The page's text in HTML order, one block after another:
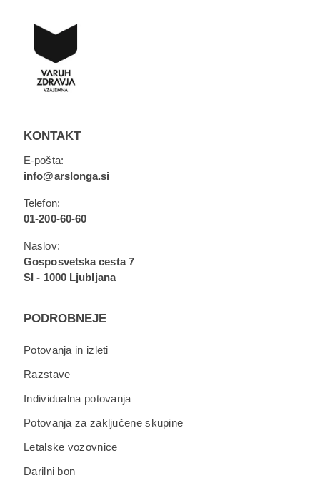
KONTAKT
E-pošta:
info@arslonga.si
Telefon:
01-200-60-60
Naslov:
Gosposvetska cesta 7
SI - 1000 Ljubljana
PODROBNEJE
Potovanja in izleti
Razstave
Individualna potovanja
Potovanja za zaključene skupine
Letalske vozovnice
Darilni bon